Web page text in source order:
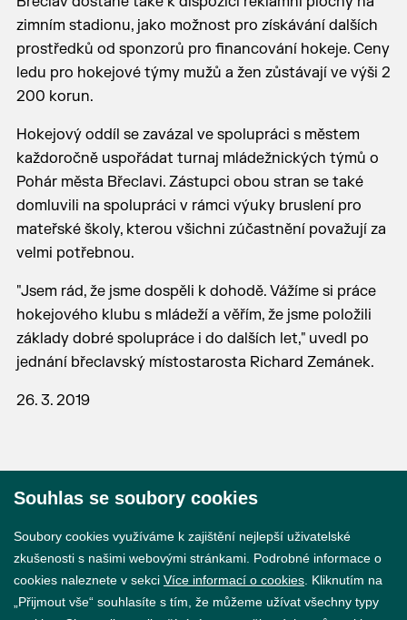
zimním stadionu, jako možnost pro získávání dalších
prostředků od sponzorů pro financování hokeje. Ceny
ledu pro hokejové týmy mužů a žen zůstávají ve výši 2
200 korun.
Hokejový oddíl se zavázal ve spolupráci s městem
každoročně uspořádat turnaj mládežnických týmů o
Pohár města Břeclavi. Zástupci obou stran se také
domluvili na spolupráci v rámci výuky bruslení pro
mateřské školy, kterou všichni zúčastnění považují za
velmi potřebnou.
"Jsem rád, že jsme dospěli k dohodě. Vážíme si práce
hokejového klubu s mládeží a věřím, že jsme položili
základy dobré spolupráce i do dalších let," uvedl po
jednání břeclavský místostarosta Richard Zemánek.
26. 3. 2019
Souhlas se soubory cookies
Soubory cookies využíváme k zajištění nejlepší uživatelské
zkušenosti s našimi webovými stránkami. Podrobné informace o
cookies naleznete v sekci Více informací o cookies . Kliknutím na
„Přijmout vše“ souhlasíte s tím, že můžeme užívat všechny typy